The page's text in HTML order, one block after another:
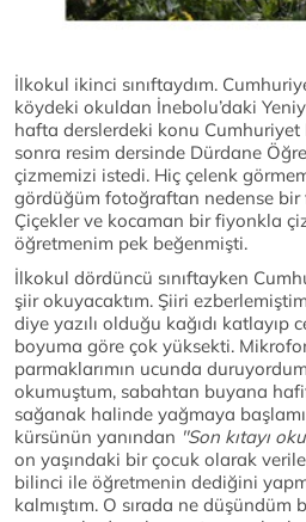
İlkokul ikinci sınıftaydım.
köydeki okuldan İnebolu’daki
hafta derslerdeki konu Cumhuriyet
sonra resim dersinde Dürdane
çizmemizi istedi. Hiç çelenk
gördüğüm fotoğraftan nedense bir
Çiçekler ve kocaman bir fiyonkla
öğretmenim pek beğenmişti.
İlkokul dördüncü sınıftayken
şiir okuyacaktım. Şiiri
diye yazılı olduğu kağıdı katlayıp
boyuma göre çok yüksekti.
parmaklarımın ucunda
okumuştum, sabahtan buyana
sağanak halinde yağmaya
kürsünün yanından ''Son kıtayı
on yaşındaki bir çocuk olarak
bilinci ile öğretmenin dediğini
kalmıştım. O sırada ne